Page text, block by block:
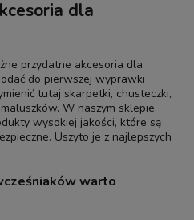
dla
przydatne akcesoria dla
do pierwszej wyprawki
tutaj skarpetki, chusteczki,
W naszym sklepie
wysokiej jakości, które są
Uszyto je z najlepszych
warto